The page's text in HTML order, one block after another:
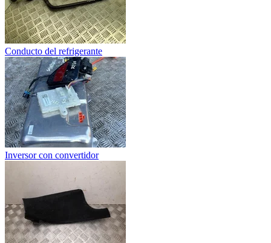
Conducto del refrigerante
Inversor con convertidor